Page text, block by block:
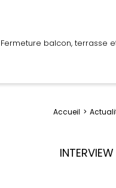
Fermeture balcon, terrasse
Accueil